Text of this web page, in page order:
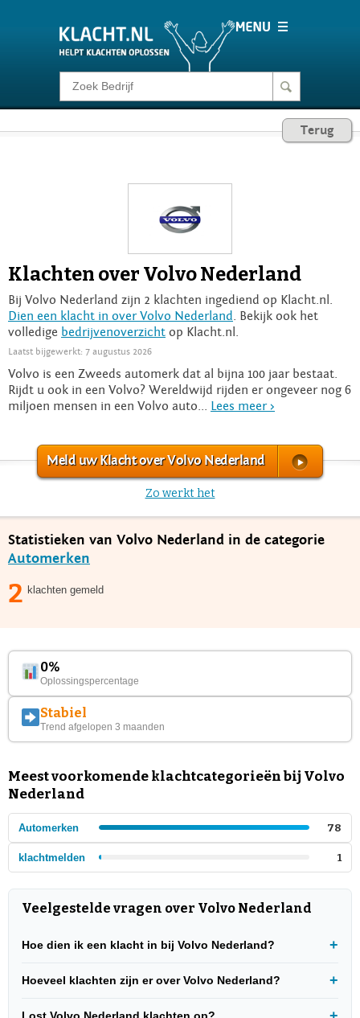
Klacht melden
Login
Terug
Klachten over Volvo Nederland
Bij Volvo Nederland zijn 2 klachten ingediend op Klacht.nl.
Dien een klacht in over Volvo Nederland . Bekijk ook het
volledige bedrijvenoverzicht op Klacht.nl.
Laatst bijgewerkt: 7 augustus 2026
Volvo is een Zweeds automerk dat al bijna 100 jaar bestaat.
Rijdt u ook in een Volvo? Wereldwijd rijden er ongeveer nog 6
miljoen mensen in een Volvo auto... Lees meer >
Meld uw Klacht over Volvo Nederland
Zo werkt het
Statistieken van Volvo Nederland in de categorie
Automerken
2 klachten gemeld
0%
Oplossingspercentage
Stabiel
Trend afgelopen 3 maanden
Meest voorkomende klachtcategorieën bij Volvo
Nederland
Automerken 78
klachtmelden 1
Veelgestelde vragen over Volvo Nederland
Hoe dien ik een klacht in bij Volvo Nederland?
Hoeveel klachten zijn er over Volvo Nederland?
Lost Volvo Nederland klachten op?